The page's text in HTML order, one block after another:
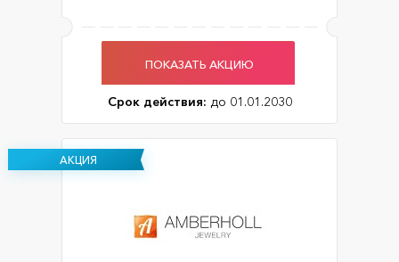
ПОКАЗАТЬ АКЦИЮ
Срок действия: до 01.01.2030
АКЦИЯ